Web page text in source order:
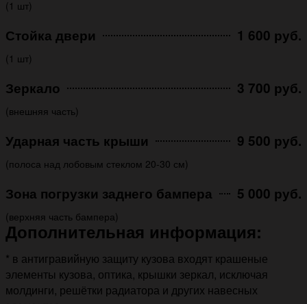
(1 шт)
Стойка двери 1 600 руб.
(1 шт)
Зеркало 3 700 руб.
(внешняя часть)
Ударная часть крыши 9 500 руб.
(полоса над лобовым стеклом 20-30 см)
Зона погрузки заднего бампера 5 000 руб.
(верхняя часть бампера)
Дополнительная информация:
* в антигравийную защиту кузова входят крашеные
элементы кузова, оптика, крышки зеркал, исключая
молдинги, решётки радиатора и других навесных